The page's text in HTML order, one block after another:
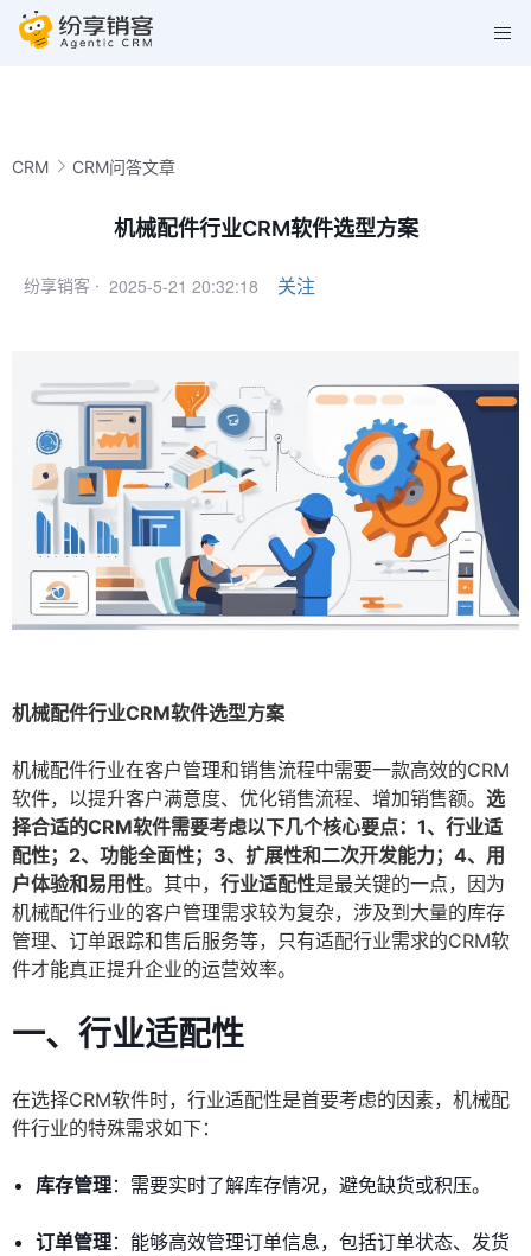
CRM CRM问答文章
机械配件行业CRM软件选型方案
纷享销客 · 2025-5-21 20:32:18 关注
机械配件行业CRM软件选型方案
机械配件行业在客户管理和销售流程中需要一款高效的CRM
软件，以提升客户满意度、优化销售流程、增加销售额。 选
择合适的CRM软件需要考虑以下几个核心要点：1、行业适
配性；2、功能全面性；3、扩展性和二次开发能力；4、用
户体验和易用性。其中， 行业适配性是最关键的一点，因为
机械配件行业的客户管理需求较为复杂，涉及到大量的库存
管理、订单跟踪和售后服务等，只有适配行业需求的CRM软
件才能真正提升企业的运营效率。
一、行业适配性
在选择CRM软件时，行业适配性是首要考虑的因素，机械配
件行业的特殊需求如下：
库存管理：需要实时了解库存情况，避免缺货或积压。
订单管理：能够高效管理订单信息，包括订单状态、发货